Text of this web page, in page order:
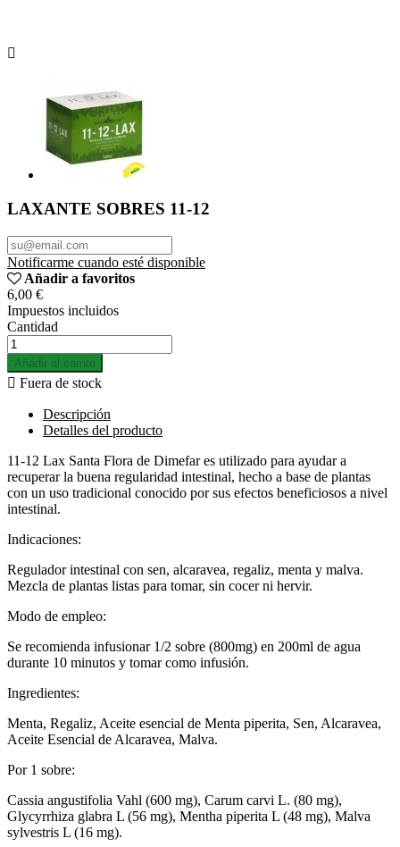

LAXANTE SOBRES 11-12
Notificarme cuando esté disponible
Añadir a favoritos
6,00 €
Impuestos incluidos
Cantidad
Añadir al carrito
 Fuera de stock
Descripción
Detalles del producto
11-12 Lax Santa Flora de Dimefar es utilizado para ayudar a
recuperar la buena regularidad intestinal, hecho a base de plantas
con un uso tradicional conocido por sus efectos beneficiosos a nivel
intestinal.
Indicaciones:
Regulador intestinal con sen, alcaravea, regaliz, menta y malva.
Mezcla de plantas listas para tomar, sin cocer ni hervir.
Modo de empleo:
Se recomienda infusionar 1/2 sobre (800mg) en 200ml de agua
durante 10 minutos y tomar como infusión.
Ingredientes:
Menta, Regaliz, Aceite esencial de Menta piperita, Sen, Alcaravea,
Aceite Esencial de Alcaravea, Malva.
Por 1 sobre:
Cassia angustifolia Vahl (600 mg), Carum carvi L. (80 mg),
Glycyrrhiza glabra L (56 mg), Mentha piperita L (48 mg), Malva
sylvestris L (16 mg).